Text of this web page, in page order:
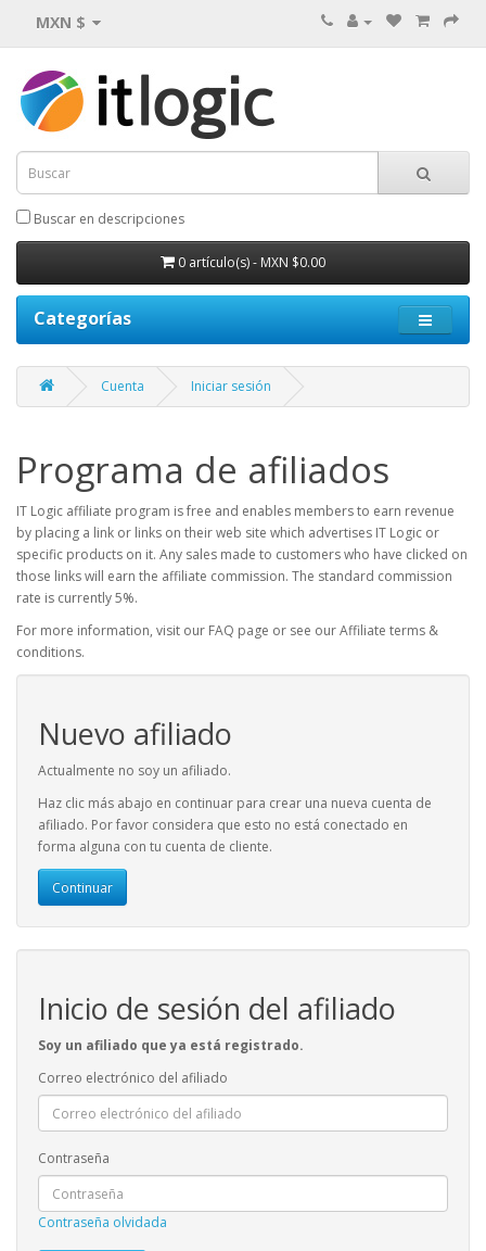
MXN $
Buscar en descripciones
0 artículo(s) - MXN $0.00
Categorías
Cuenta Iniciar sesión
Programa de afiliados
IT Logic affiliate program is free and enables members to earn revenue
by placing a link or links on their web site which advertises IT Logic or
specific products on it. Any sales made to customers who have clicked on
those links will earn the affiliate commission. The standard commission
rate is currently 5%.
For more information, visit our FAQ page or see our Affiliate terms &
conditions.
Nuevo afiliado
Actualmente no soy un afiliado.
Haz clic más abajo en continuar para crear una nueva cuenta de
afiliado. Por favor considera que esto no está conectado en
forma alguna con tu cuenta de cliente.
Continuar
Inicio de sesión del afiliado
Soy un afiliado que ya está registrado.
Correo electrónico del afiliado
Contraseña
Contraseña olvidada